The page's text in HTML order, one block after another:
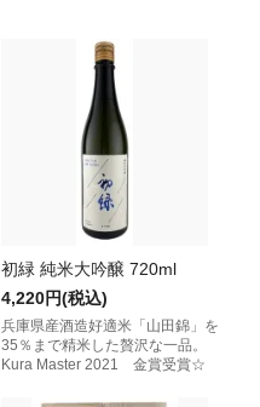
初緑 純米大吟醸 720ml
4,220円(税込)
兵庫県産酒造好適米「山田錦」を
35％まで精米した贅沢な一品。
Kura Master 2021 金賞受賞☆